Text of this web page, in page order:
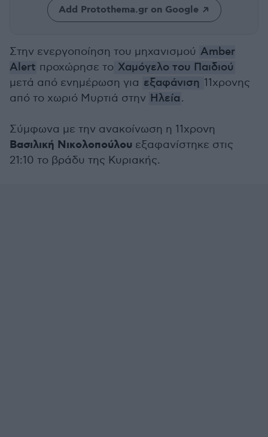
Add Protothema.gr on Google
Στην ενεργοποίηση του μηχανισμού Amber
Alert προχώρησε το Χαμόγελο του Παιδιού
μετά από ενημέρωση για εξαφάνιση 11χρονης
από το χωριό Μυρτιά στην Ηλεία.
Σύμφωνα με την ανακοίνωση η 11χρονη
Βασιλική Νικολοπούλου εξαφανίστηκε στις
21:10 το βράδυ της Κυριακής.